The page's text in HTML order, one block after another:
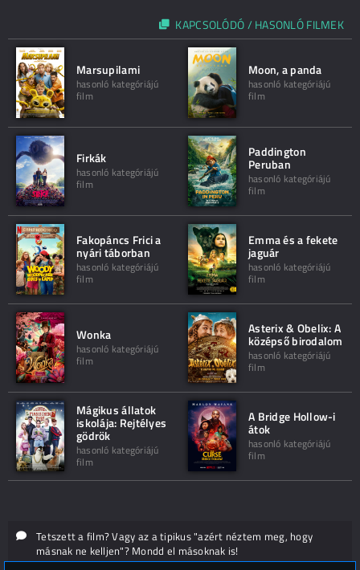
KAPCSOLÓDÓ / HASONLÓ FILMEK
Marsupilami
hasonló kategóriájú
film
Moon, a panda
hasonló kategóriájú
film
Firkák
hasonló kategóriájú
film
Paddington
Peruban
hasonló kategóriájú
film
Fakopáncs Frici a
nyári táborban
hasonló kategóriájú
film
Emma és a fekete
jaguár
hasonló kategóriájú
film
Wonka
hasonló kategóriájú
film
Asterix & Obelix: A
középső birodalom
hasonló kategóriájú
film
Mágikus állatok
iskolája: Rejtélyes
gödrök
hasonló kategóriájú
film
A Bridge Hollow-i
átok
hasonló kategóriájú
film
Tetszett a film? Vagy az a tipikus "azért néztem meg, hogy
másnak ne kelljen"? Mondd el másoknak is!